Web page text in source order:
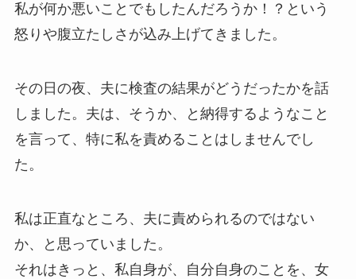
私が何か悪いことでもしたんだろうか！？という
怒りや腹立たしさが込み上げてきました。
その日の夜、夫に検査の結果がどうだったかを話
しました。夫は、そうか、と納得するようなこと
を言って、特に私を責めることはしませんでし
た。
私は正直なところ、夫に責められるのではない
か、と思っていました。
それはきっと、私自身が、自分自身のことを、女